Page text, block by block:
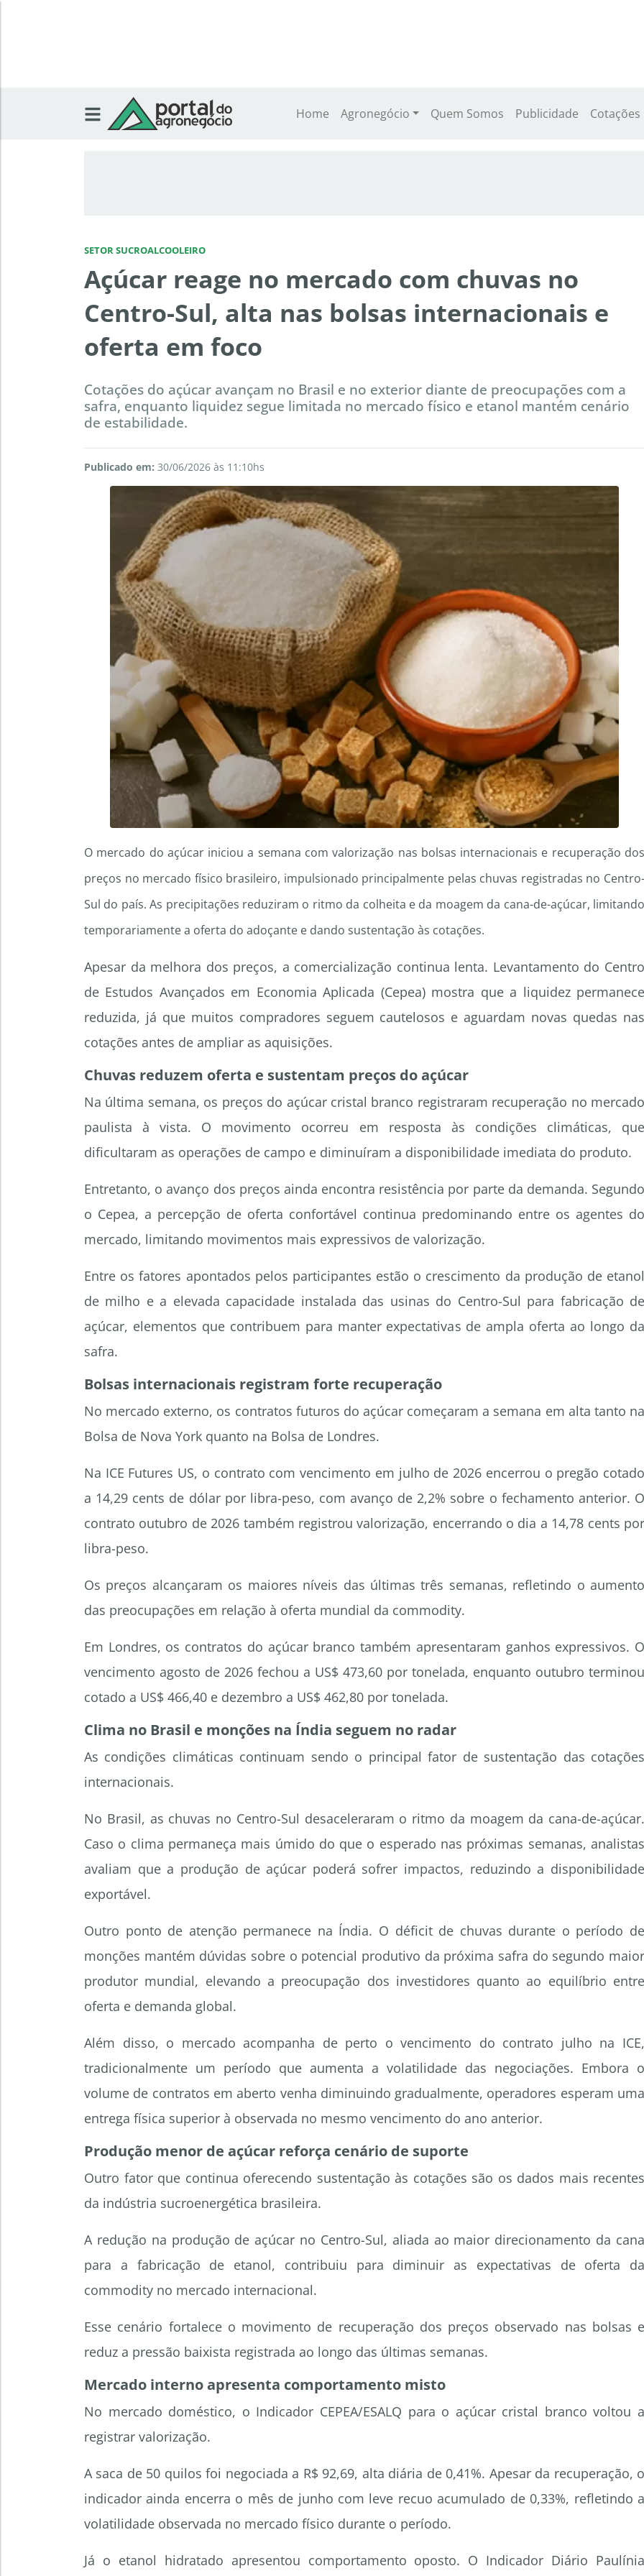
Home Agronegócio Quem Somos Publicidade Cotações
SETOR SUCROALCOOLEIRO
Açúcar reage no mercado com chuvas no
Centro-Sul, alta nas bolsas internacionais e
oferta em foco
Cotações do açúcar avançam no Brasil e no exterior diante de preocupações com a
safra, enquanto liquidez segue limitada no mercado físico e etanol mantém cenário
de estabilidade.
Publicado em: 30/06/2026 às 11:10hs
O mercado do açúcar iniciou a semana com valorização nas bolsas internacionais e recuperação dos
preços no mercado físico brasileiro, impulsionado principalmente pelas chuvas registradas no Centro-
Sul do país. As precipitações reduziram o ritmo da colheita e da moagem da cana-de-açúcar, limitando
temporariamente a oferta do adoçante e dando sustentação às cotações.
Apesar da melhora dos preços, a comercialização continua lenta. Levantamento do Centro
de Estudos Avançados em Economia Aplicada (Cepea) mostra que a liquidez permanece
reduzida, já que muitos compradores seguem cautelosos e aguardam novas quedas nas
cotações antes de ampliar as aquisições.
Chuvas reduzem oferta e sustentam preços do açúcar
Na última semana, os preços do açúcar cristal branco registraram recuperação no mercado
paulista à vista. O movimento ocorreu em resposta às condições climáticas, que
dificultaram as operações de campo e diminuíram a disponibilidade imediata do produto.
Entretanto, o avanço dos preços ainda encontra resistência por parte da demanda. Segundo
o Cepea, a percepção de oferta confortável continua predominando entre os agentes do
mercado, limitando movimentos mais expressivos de valorização.
Entre os fatores apontados pelos participantes estão o crescimento da produção de etanol
de milho e a elevada capacidade instalada das usinas do Centro-Sul para fabricação de
açúcar, elementos que contribuem para manter expectativas de ampla oferta ao longo da
safra.
Bolsas internacionais registram forte recuperação
No mercado externo, os contratos futuros do açúcar começaram a semana em alta tanto na
Bolsa de Nova York quanto na Bolsa de Londres.
Na ICE Futures US, o contrato com vencimento em julho de 2026 encerrou o pregão cotado
a 14,29 cents de dólar por libra-peso, com avanço de 2,2% sobre o fechamento anterior. O
contrato outubro de 2026 também registrou valorização, encerrando o dia a 14,78 cents por
libra-peso.
Os preços alcançaram os maiores níveis das últimas três semanas, refletindo o aumento
das preocupações em relação à oferta mundial da commodity.
Em Londres, os contratos do açúcar branco também apresentaram ganhos expressivos. O
vencimento agosto de 2026 fechou a US$ 473,60 por tonelada, enquanto outubro terminou
cotado a US$ 466,40 e dezembro a US$ 462,80 por tonelada.
Clima no Brasil e monções na Índia seguem no radar
As condições climáticas continuam sendo o principal fator de sustentação das cotações
internacionais.
No Brasil, as chuvas no Centro-Sul desaceleraram o ritmo da moagem da cana-de-açúcar.
Caso o clima permaneça mais úmido do que o esperado nas próximas semanas, analistas
avaliam que a produção de açúcar poderá sofrer impactos, reduzindo a disponibilidade
exportável.
Outro ponto de atenção permanece na Índia. O déficit de chuvas durante o período de
monções mantém dúvidas sobre o potencial produtivo da próxima safra do segundo maior
produtor mundial, elevando a preocupação dos investidores quanto ao equilíbrio entre
oferta e demanda global.
Além disso, o mercado acompanha de perto o vencimento do contrato julho na ICE,
tradicionalmente um período que aumenta a volatilidade das negociações. Embora o
volume de contratos em aberto venha diminuindo gradualmente, operadores esperam uma
entrega física superior à observada no mesmo vencimento do ano anterior.
Produção menor de açúcar reforça cenário de suporte
Outro fator que continua oferecendo sustentação às cotações são os dados mais recentes
da indústria sucroenergética brasileira.
A redução na produção de açúcar no Centro-Sul, aliada ao maior direcionamento da cana
para a fabricação de etanol, contribuiu para diminuir as expectativas de oferta da
commodity no mercado internacional.
Esse cenário fortalece o movimento de recuperação dos preços observado nas bolsas e
reduz a pressão baixista registrada ao longo das últimas semanas.
Mercado interno apresenta comportamento misto
No mercado doméstico, o Indicador CEPEA/ESALQ para o açúcar cristal branco voltou a
registrar valorização.
A saca de 50 quilos foi negociada a R$ 92,69, alta diária de 0,41%. Apesar da recuperação, o
indicador ainda encerra o mês de junho com leve recuo acumulado de 0,33%, refletindo a
volatilidade observada no mercado físico durante o período.
Já o etanol hidratado apresentou comportamento oposto. O Indicador Diário Paulínia